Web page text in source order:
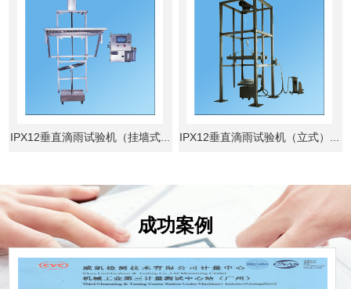
IPX12垂直滴雨试验机（挂墙式... IPX12垂直滴雨试验机（立式）...
成功案例